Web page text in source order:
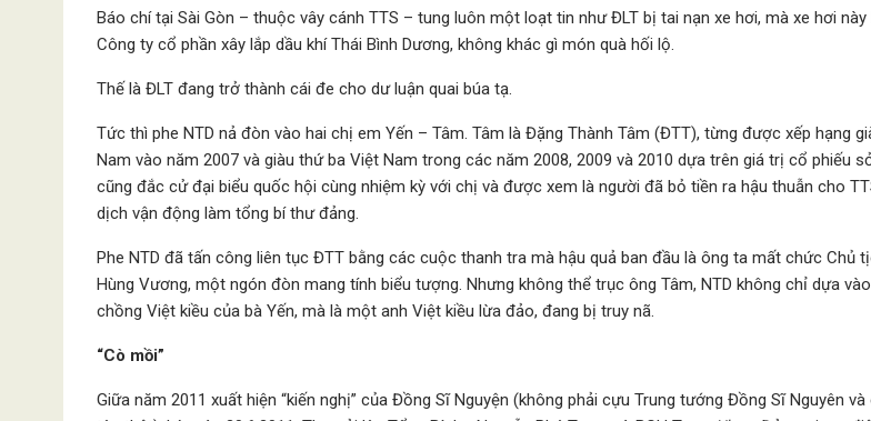
Báo chí tại Sài Gòn – thuộc vây cánh TTS – tung luôn một loạt tin như ĐLT bị tai nạn xe hơi, mà xe hơi này
Công ty cổ phần xây lắp dầu khí Thái Bình Dương, không khác gì món quà hối lộ.
Thế là ĐLT đang trở thành cái đe cho dư luận quai búa tạ.
Tức thì phe NTD nả đòn vào hai chị em Yến – Tâm. Tâm là Đặng Thành Tâm (ĐTT), từng được xếp hạng
Nam vào năm 2007 và giàu thứ ba Việt Nam trong các năm 2008, 2009 và 2010 dựa trên giá trị cổ phiếu
cũng đắc cử đại biểu quốc hội cùng nhiệm kỳ với chị và được xem là người đã bỏ tiền ra hậu thuẫn cho
dịch vận động làm tổng bí thư đảng.
Phe NTD đã tấn công liên tục ĐTT bằng các cuộc thanh tra mà hậu quả ban đầu là ông ta mất chức Chủ
Hùng Vương, một ngón đòn mang tính biểu tượng. Nhưng không thể trục ông Tâm, NTD không chỉ dựa
chồng Việt kiều của bà Yến, mà là một anh Việt kiều lừa đảo, đang bị truy nã.
“Cò mồi”
Giữa năm 2011 xuất hiện “kiến nghị” của Đồng Sĩ Nguyện (không phải cựu Trung tướng Đồng Sĩ Nguyên